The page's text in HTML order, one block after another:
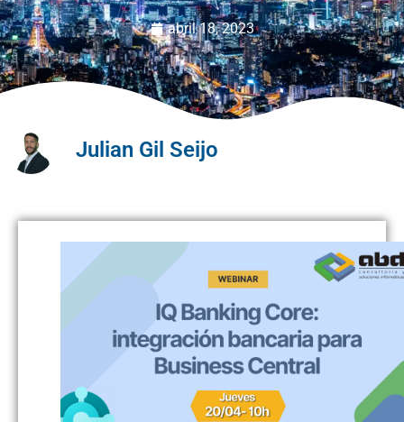
abril 18, 2023
Julian Gil Seijo